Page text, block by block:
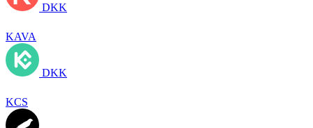
DKK
KAVA
DKK
KCS